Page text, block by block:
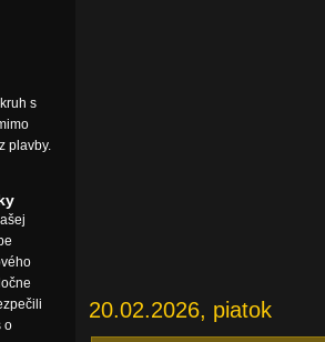
20.02.2026, piatok
s
plavby.
o